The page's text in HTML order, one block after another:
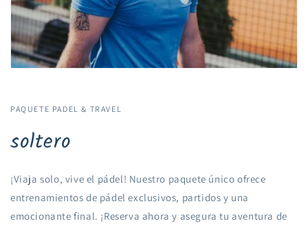
PAQUETE PADEL & TRAVEL
soltero
¡Viaja solo, vive el pádel! Nuestro paquete único ofrece
entrenamientos de pádel exclusivos, partidos y una
emocionante final. ¡Reserva ahora y asegura tu aventura de